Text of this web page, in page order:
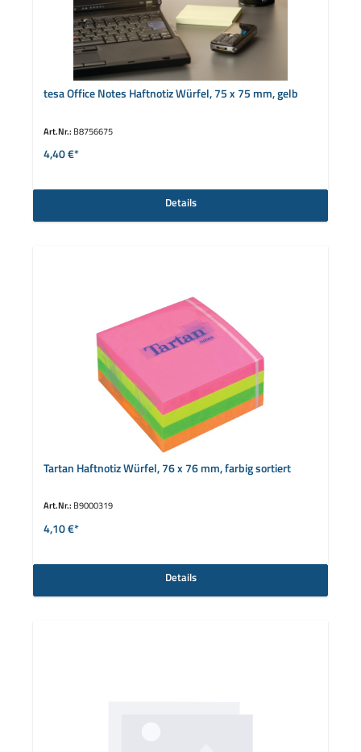
tesa Office Notes Haftnotiz Würfel, 75 x 75 mm, gelb
Art.Nr.: B8756675
4,40 €*
Details
Tartan Haftnotiz Würfel, 76 x 76 mm, farbig sortiert
Art.Nr.: B9000319
4,10 €*
Details